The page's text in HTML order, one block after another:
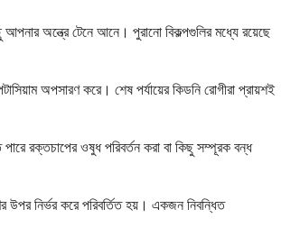
অন্ত্রে টেনে আনে। পুরানো বিকল্পগুলির মধ্যে রয়েছে
অপসারণ করে। শেষ পর্যায়ের কিডনি রোগীরা প্রায়শই
রক্তচাপের ওষুধ পরিবর্তন করা বা কিছু সম্পূরক বন্ধ
উপর নির্ভর করে পরিবর্তিত হয়। একজন নিবন্ধিত